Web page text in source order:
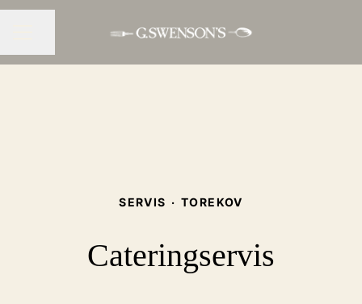
SERVIS · TOREKOV
Cateringservis